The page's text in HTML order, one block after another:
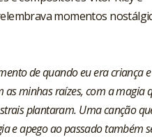
momentos
de quando eu era criança
minhas raízes, com a magia
plantaram. Uma canção
e apego ao passado também